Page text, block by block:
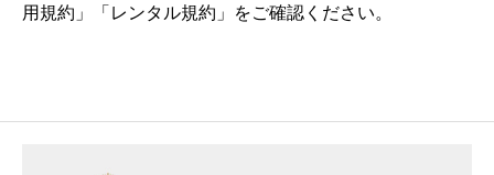
用規約」「レンタル規約」をご確認ください。